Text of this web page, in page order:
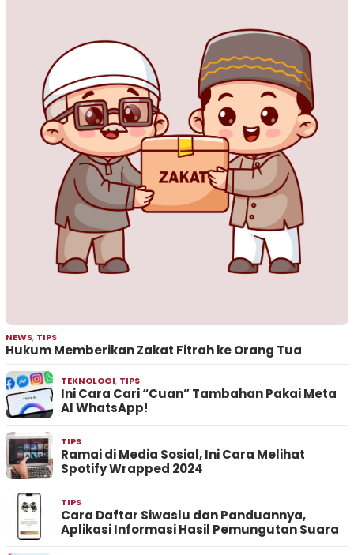
NEWS, TIPS
Hukum Memberikan Zakat Fitrah ke Orang Tua
TEKNOLOGI, TIPS
Ini Cara Cari “Cuan” Tambahan Pakai Meta
AI WhatsApp!
TIPS
Ramai di Media Sosial, Ini Cara Melihat
Spotify Wrapped 2024
TIPS
Cara Daftar Siwaslu dan Panduannya,
Aplikasi Informasi Hasil Pemungutan Suara